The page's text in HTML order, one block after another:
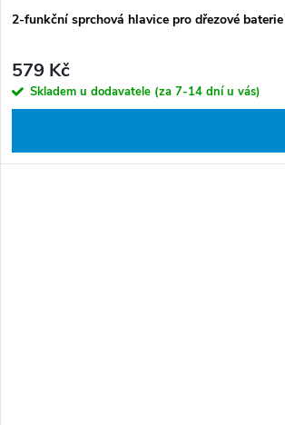
2-funkční sprchová hlavice pro dřezové
579 Kč
Skladem u dodavatele (za 7-14 dní u vás)